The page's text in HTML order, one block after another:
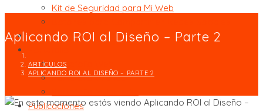
Kit de Seguridad para Mi Web
Clientes
Portafolio Web
Portafolio Gráfica
Publicaciones
Aplicando ROI al Diseño – Parte 2
ARTÍCULOS
APLICANDO ROI AL DISEÑO – PARTE 2